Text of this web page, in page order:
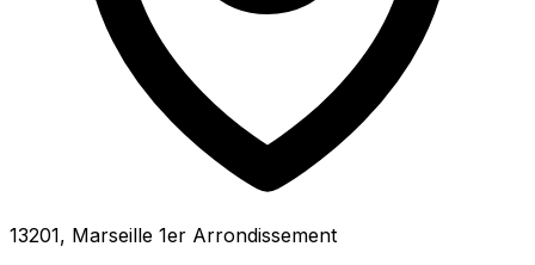
13201, Marseille 1er Arrondissement